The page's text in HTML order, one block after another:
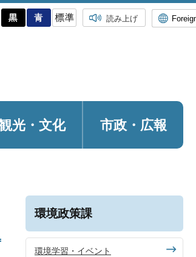
読み上げ
光・ 文化 市政・広報
環境政策課
環境学習・イベント